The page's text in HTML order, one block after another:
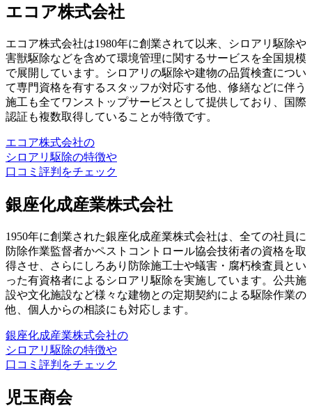
エコア株式会社
エコア株式会社は1980年に創業されて以来、シロアリ駆除や
害獣駆除などを含めて環境管理に関するサービスを全国規模
で展開しています。シロアリの駆除や建物の品質検査につい
て専門資格を有するスタッフが対応する他、修繕などに伴う
施工も全てワンストップサービスとして提供しており、国際
認証も複数取得していることが特徴です。
エコア株式会社の
シロアリ駆除の特徴や
口コミ評判をチェック
銀座化成産業株式会社
1950年に創業された銀座化成産業株式会社は、全ての社員に
防除作業監督者かペストコントロール協会技術者の資格を取
得させ、さらにしろあり防除施工士や蟻害・腐朽検査員とい
った有資格者によるシロアリ駆除を実施しています。公共施
設や文化施設など様々な建物との定期契約による駆除作業の
他、個人からの相談にも対応します。
銀座化成産業株式会社の
シロアリ駆除の特徴や
口コミ評判をチェック
児玉商会